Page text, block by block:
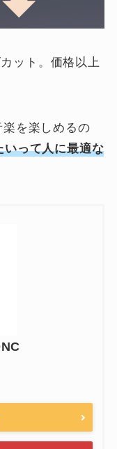
ット。価格以上
を楽しめるの
いって人に最適な